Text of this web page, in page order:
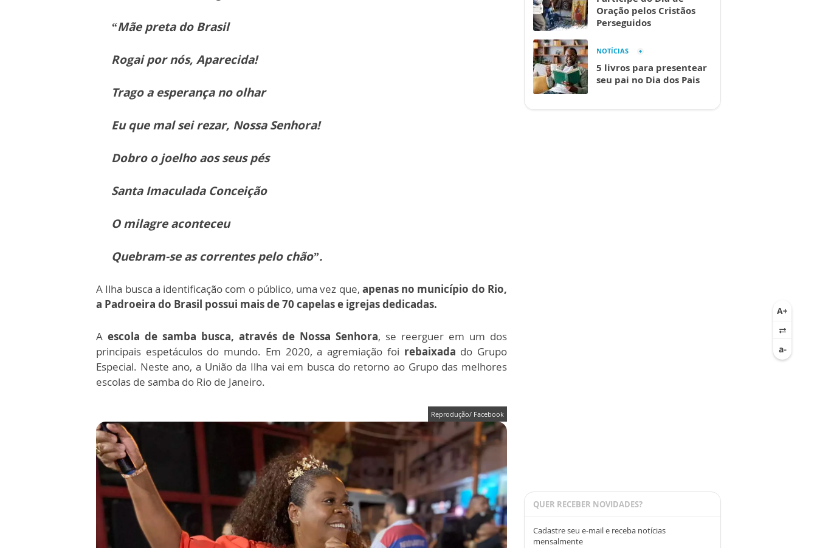
“Mãe preta do Brasil
Rogai por nós, Aparecida!
Trago a esperança no olhar
Eu que mal sei rezar, Nossa Senhora!
Dobro o joelho aos seus pés
Santa Imaculada Conceição
O milagre aconteceu
Quebram-se as correntes pelo chão”.
A Ilha busca a identificação com o público, uma vez que, apenas no município do Rio,
a Padroeira do Brasil possui mais de 70 capelas e igrejas dedicadas.
A escola de samba busca, através de Nossa Senhora, se reerguer em um dos
principais espetáculos do mundo. Em 2020, a agremiação foi rebaixada do Grupo
Especial. Neste ano, a União da Ilha vai em busca do retorno ao Grupo das melhores
escolas de samba do Rio de Janeiro.
Reprodução/ Facebook
Oração pelos Cristãos
Perseguidos
NOTÍCIAS
5 livros para presentear
seu pai no Dia dos Pais
QUER RECEBER NOVIDADES?
Cadastre seu e-mail e receba notícias
mensalmente